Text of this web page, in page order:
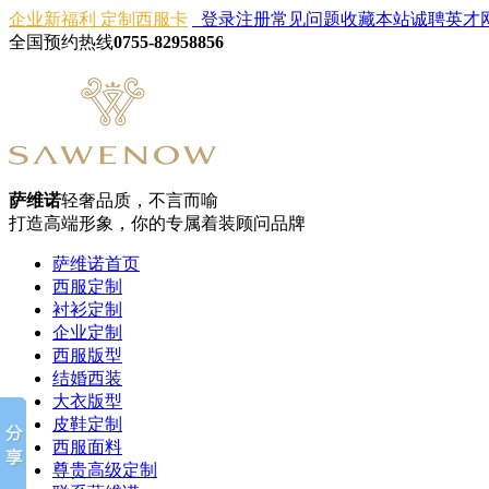
企业新福利 定制西服卡 登录注册常见问题收藏本站诚聘英才
全国预约热线0755-82958856
萨维诺轻奢品质，不言而喻
打造高端形象，你的专属着装顾问品牌
萨维诺首页
西服定制
衬衫定制
企业定制
西服版型
结婚西装
大衣版型
皮鞋定制
西服面料
尊贵高级定制